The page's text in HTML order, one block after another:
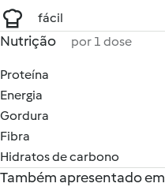
fácil
Nutrição por 1 dose
Proteína
Energia
Gordura
Fibra
Hidratos de carbono
Também apresentado em